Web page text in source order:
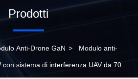
Prodotti
Anti-Drone GaN > Modulo anti-
sistema di interferenza UAV da 700-